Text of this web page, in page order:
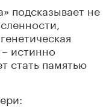
подсказывает не
истинно
стать памятью